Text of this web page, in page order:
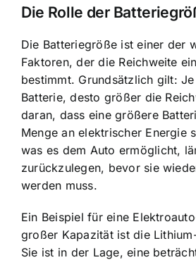
Die Rolle der
Die Batteriegröße ist einer der
Faktoren, der die Reichweite
bestimmt. Grundsätzlich gilt:
Batterie, desto größer die
daran, dass einegrößere
Menge an elektrischer Energie
was es dem Auto ermöglicht,
zurückzulegen, bevor sie
werden muss.
Ein Beispiel für eine
großer Kapazität ist die
Sie ist in der Lage, eine